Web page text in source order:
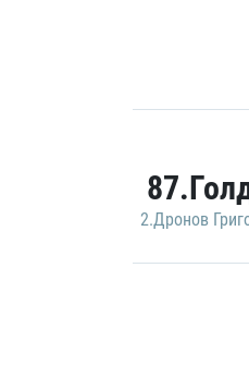
2.Дронов